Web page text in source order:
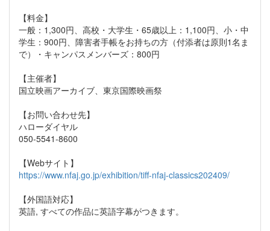
【料金】
一般：1,300円、高校・大学生・65歳以上：1,100円、小・中
学生：900円、障害者手帳をお持ちの方（付添者は原則1名ま
で）・キャンパスメンバーズ：800円
【主催者】
国立映画アーカイブ、東京国際映画祭
【お問い合わせ先】
ハローダイヤル
050-5541-8600
【Webサイト】
https://www.nfaj.go.jp/exhibition/tiff-nfaj-classics202409/
【外国語対応】
英語, すべての作品に英語字幕がつきます。